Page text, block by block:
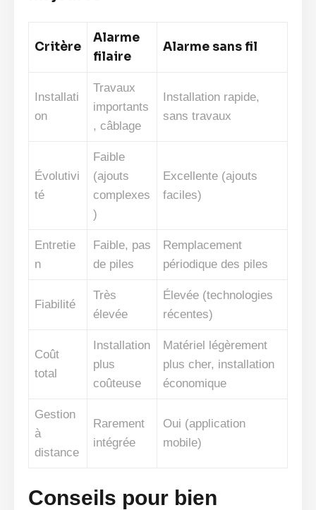
Critère
Alarme
filaire
Alarme sans fil
Installati
on
Travaux
importants
, câblage
Installation rapide,
sans travaux
Évolutivi
té
Faible
(ajouts
complexes
)
Excellente (ajouts
faciles)
Entretie
n
Faible, pas
de piles
Remplacement
périodique des piles
Fiabilité
Très
élevée
Élevée (technologies
récentes)
Coût
total
Installation
plus
coûteuse
Matériel légèrement
plus cher, installation
économique
Gestion
à
distance
Rarement
intégrée
Oui (application
mobile)
Conseils pour bien